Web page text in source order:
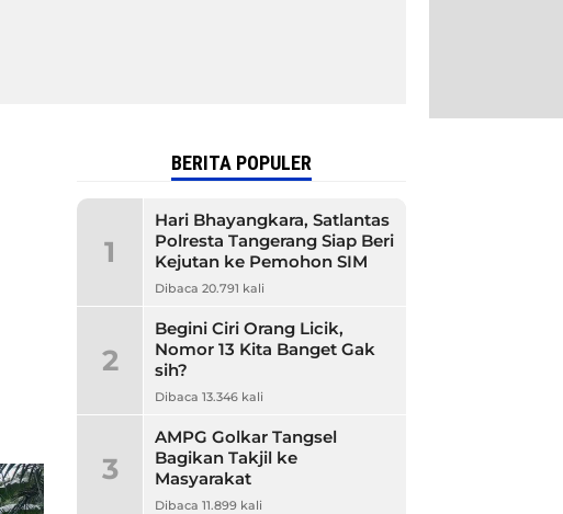
BERITA POPULER
1
Hari Bhayangkara, Satlantas
Polresta Tangerang Siap Beri
Kejutan ke Pemohon SIM
Dibaca 20.791 kali
2
Begini Ciri Orang Licik,
Nomor 13 Kita Banget Gak
sih?
Dibaca 13.346 kali
3
AMPG Golkar Tangsel
Bagikan Takjil ke
Masyarakat
Dibaca 11.899 kali